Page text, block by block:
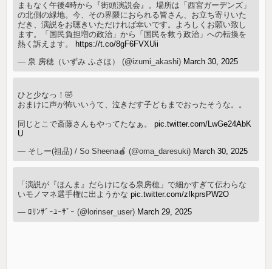
まもなく午後4時から『街頭演説会』。場所は「西宮ガーデンズ」
の北側の緑地。今、その界隈におられる皆さん、お立ち寄りいた
だき、演説をお聴きいただければ幸いです。よろしくお願い致し
ます。「国民負担増の政治」から「国民を救う政治」への転換を
熱く訴えます。
https://t.co/8gF6FVXUii
— 泉 房穂（いずみ ふさほ） (@izumi_akashi) March 30, 2025
ひと少なっ！🤣
おまけに声が怖いいうて、泣きだす子どもまでおったそうな。。
同じとこで斎藤さんもやってたなぁ。pic.twitter.com/LwGe24AbK
U
— そしー(祖品) / So Sheena🍎 (@oma_daresuki) March 30, 2025
「演説が『ほんま』だらけになる泉房穂」で細かすぎて伝わらな
いモノマネ選手権に出ようかなpic.twitter.com/zIkprsPW2O
— ﾛﾘﾝｻﾞｰﾕｰｻﾞｰ (@lorinser_user) March 29, 2025